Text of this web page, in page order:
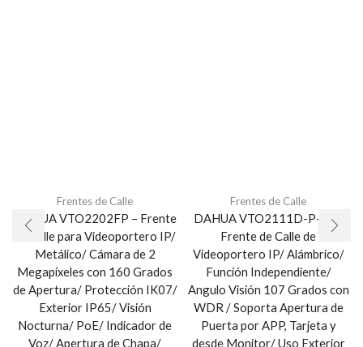
Frentes de Calle
DAHUA VTO2202FP – Frente
de Calle para Videoportero IP/
Metálico/ Cámara de 2
Megapíxeles con 160 Grados
de Apertura/ Protección IK07/
Exterior IP65/ Visión
Nocturna/ PoE/ Indicador de
Voz/ Apertura de Chapa/
Frentes de Calle
DAHUA VTO2111D-P-S2 –
Frente de Calle de
Videoportero IP/ Alámbrico/
Función Independiente/
Angulo Visión 107 Grados con
WDR / Soporta Apertura de
Puerta por APP, Tarjeta y
desde Monitor/ Uso Exterior